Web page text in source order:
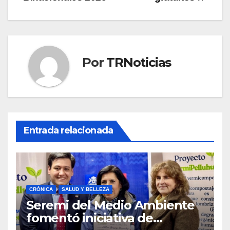
Por TRNoticias
Entrada relacionada
CRÓNICA SALUD Y BELLEZA
Seremi del Medio Ambiente
fomentó iniciativa de